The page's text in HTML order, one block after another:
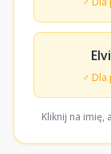
♂ Dla
Kliknij na imię,